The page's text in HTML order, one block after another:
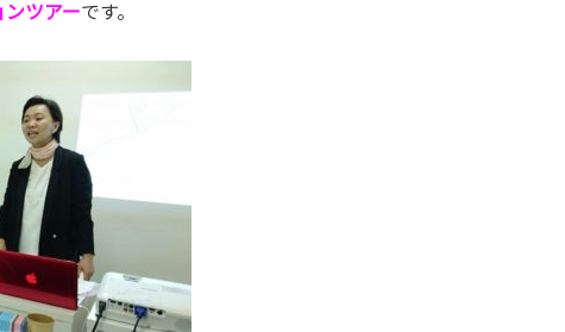
ツアーです。